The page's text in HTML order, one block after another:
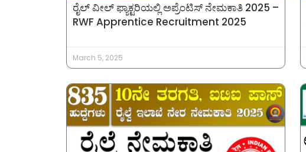
ರೈಲ್ ವೀಲ್ ಫ್ಯಾಕ್ಟರಿಯಲ್ಲಿ ಅಪ್ರೆಂಟಿಸ್ ನೇಮಕಾತಿ 2025 –
RWF Apprentice Recruitment 2025
March 5, 2025